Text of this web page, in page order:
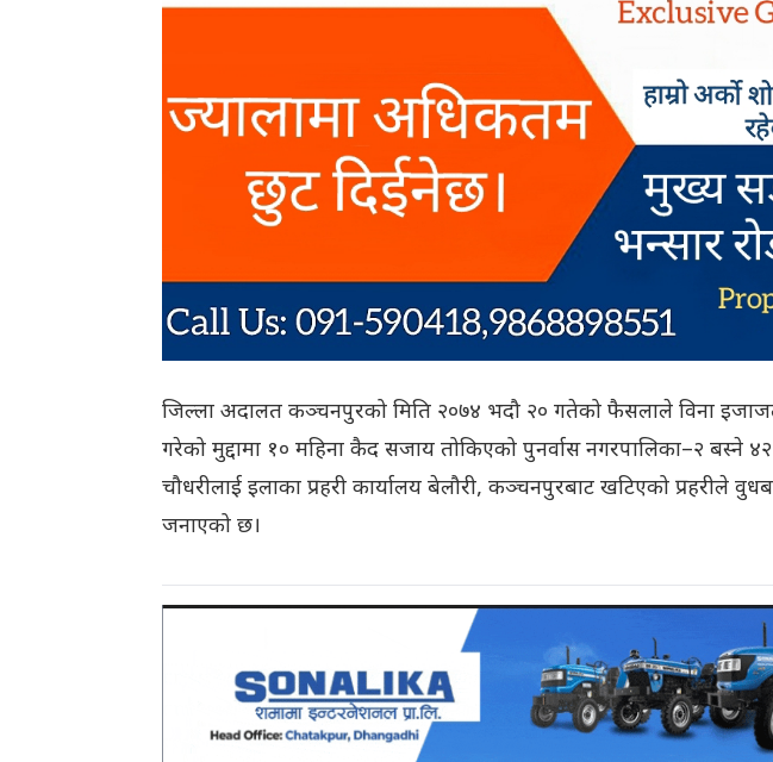
जिल्ला अदालत कञ्चनपुरको मिति २०७४ भदौ २० गतेको फैसलाले विना
गरेको मुद्दामा १० महिना कैद सजाय तोकिएको पुनर्वास नगरपालिका–२ बस्ने ४२
चौधरीलाई इलाका प्रहरी कार्यालय बेलौरी, कञ्चनपुरबाट खटिएको प्रहरीले
जनाएको छ।